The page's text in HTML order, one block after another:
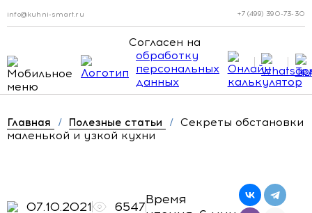
info@kuhni-smart.ru +7 (499) 390-73-30
Согласен на
обработку
персональных
данных
Главная / Полезные статьи / Секреты обстановки
маленькой и узкой кухни
07.10.2021 6547Время